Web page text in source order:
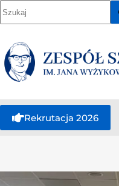
Rekrutacja 2026